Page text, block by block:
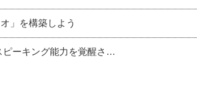
」を構築しよう
ピーキング能力を覚醒さ…